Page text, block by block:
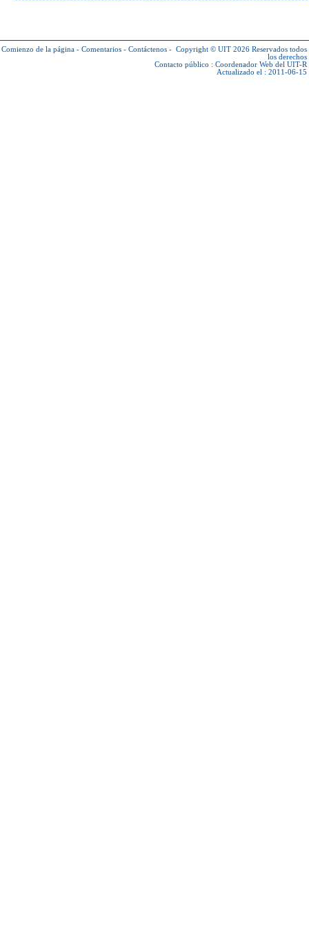
Comienzo de la página - Comentarios - Contáctenos - Copyright © UIT 2026 Reservados todos
los derechos
Contacto público : Coordenador Web del UIT-R
Actualizado el : 2011-06-15